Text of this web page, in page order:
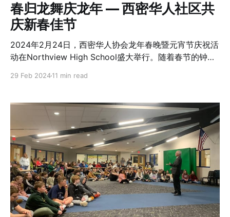
春归龙舞庆龙年 — 西密华人社区共
庆新春佳节
2024年2月24日，西密华人协会龙年春晚暨元宵节庆祝活
动在Northview High School盛大举行。随着春节的钟声
量、好运与繁荣的预兆，对于远离故土的海外华人来说，
龙年的春节意味着重聚和希望。 活动当晚，志愿者们早早
来到场地进行布置。大门口挂着喜庆的“春”字，迎宾区摆
放着代表幸运和繁荣的红色灯笼，入口处的志愿者们身着
节日的红色服装，热情迎接着来宾。庆祝活动的场地布置
尽显春节的传统元素，手工制作的纸龙色彩缤纷，让每一
位走进的来宾都能即刻感受到浓厚的春节氛围。大厅里，
红色的桌布、色彩绚烂的花伞，学生们的艺术作品更为这
次活动增添了更多中国传统风情。 春节作为华人最重要的
29 Feb 202411 min read